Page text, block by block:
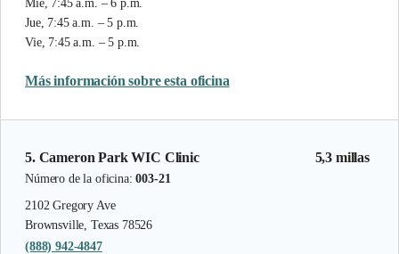
Mié, 7:45 a.m. – 6 p.m.
Jue, 7:45 a.m. – 5 p.m.
Vie, 7:45 a.m. – 5 p.m.
Más información sobre esta oficina
5,3 millas
5. Cameron Park WIC Clinic
Número de la oficina:003-21
2102 Gregory Ave
Brownsville, Texas 78526
(888) 942-4847